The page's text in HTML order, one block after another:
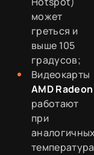
может
греться и
выше 105
градусов;
Видеокарты
AMD Radeon
работают
при
аналогичных